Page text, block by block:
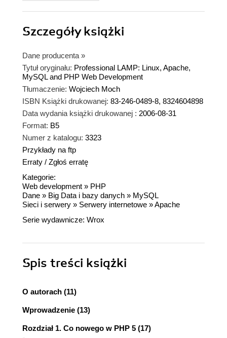
Szczegółyksiążki
Dane producenta »
Tytuł oryginału: Professional LAMP: Linux, Apache,
MySQL and PHP Web Development
Tłumaczenie: Wojciech Moch
ISBN Książki drukowanej: 83-246-0489-8, 8324604898
Data wydania książki drukowanej : 2006-08-31
Format: B5
Numer z katalogu: 3323
Przykłady na ftp
Erraty / Zgłoś erratę
Kategorie:
Web development » PHP
Dane » Big Data i bazy danych » MySQL
Sieci i serwery » Serwery internetowe »Apache
Serie wydawnicze: Wrox
Spis treści książki
O autorach (11)
Wprowadzenie (13)
Rozdział 1. Co nowego w PHP 5 (17)